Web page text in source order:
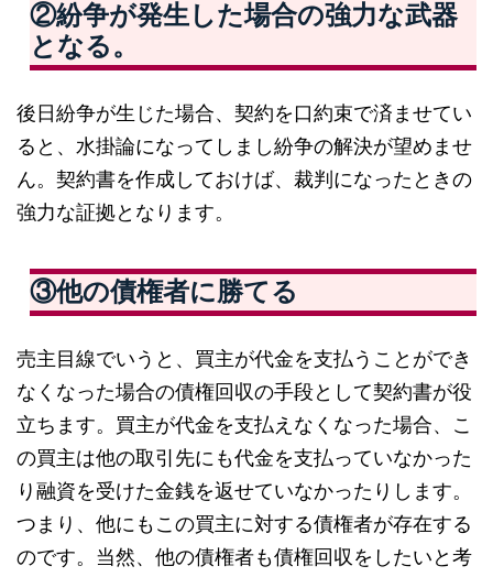
②紛争が発生した場合の強力な武器
となる。
後日紛争が生じた場合、契約を口約束で済ませてい
ると、水掛論になってしまし紛争の解決が望めませ
ん。契約書を作成しておけば、裁判になったときの
強力な証拠となります。
③他の債権者に勝てる
売主目線でいうと、買主が代金を支払うことができ
なくなった場合の債権回収の手段として契約書が役
立ちます。買主が代金を支払えなくなった場合、こ
の買主は他の取引先にも代金を支払っていなかった
り融資を受けた金銭を返せていなかったりします。
つまり、他にもこの買主に対する債権者が存在する
のです。当然、他の債権者も債権回収をしたいと考